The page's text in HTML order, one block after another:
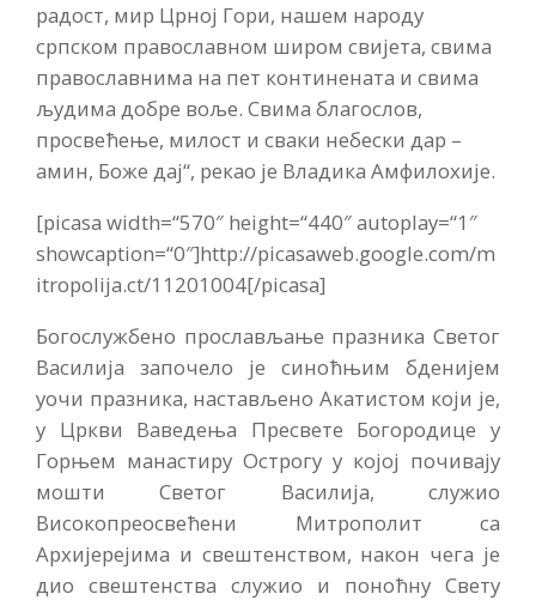
радост, мир Црној Гори, нашем народу
српском православном широм свијета, свима
православнима на пет континената и свима
људима добре воље. Свима благослов,
просвећење, милост и сваки небески дар –
амин, Боже дај“, рекао је Владика Амфилохије.
[picasa width=“570″ height=“440″ autoplay=“1″
showcaption=“0″]http://picasaweb.google.com/m
itropolija.ct/11201004[/picasa]
Богослужбено прослављање празника Светог
Василија започело је синоћњим бденијем
уочи празника, настављено Акатистом који је,
у Цркви Ваведења Пресвете Богородице у
Горњем манастиру Острогу у којој почивају
мошти Светог Василија, служио
Високопреосвећени Митрополит са
Архијерејима и свештенством, након чега је
дио свештенства служио и поноћну Свету